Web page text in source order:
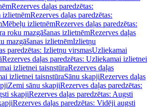
Rezerves daļas paredzētas:
izlietnēmRezerves daļas paredzētas:
Mēbeļu izlietnēmRezerves daļas paredzētas:
roku mazgāšanas izlietnēmRezerves daļas
mazgāšanas izlietnēmIzlietņu
paredzētas: Izlietņu virsmasUzliekamai
Rezerves daļas paredzētas: Uzliekamai izlietnei
izlietnei taisnstūraRezerves daļas
izlietnei taisnstūraSānu skapjiRezerves daļas
Zemi sānu skapjiRezerves daļas paredzētas:
skapjiRezerves daļas paredzētas: Augsti
Rezerves daļas paredzētas: Vidēji augsti